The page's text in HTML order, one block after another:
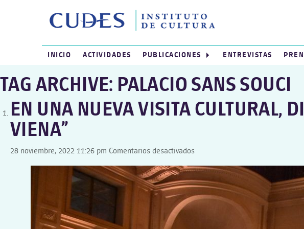
INICIO ACTIVIDADES PUBLICACIONES ENTREVISTAS
TAG ARCHIVE: PALACIO SANS SOUCI
EN UNA NUEVA VISITA CULTURAL,
VIENA”
28 noviembre, 2022 11:26 pm Comentarios desactivadosen
NUEVA
VISITA